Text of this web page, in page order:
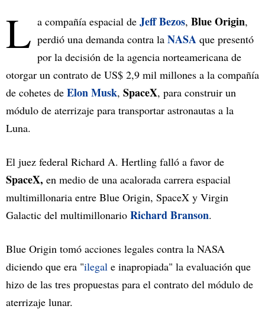
L a compañía espacial de Jeff Bezos, Blue Origin,
perdió una demanda contra la NASA que presentó
por la decisión de la agencia norteamericana de
otorgar un contrato de US$ 2,9 mil millones a la compañía
de cohetes de Elon Musk, SpaceX, para construir un
módulo de aterrizaje para transportar astronautas a la
Luna.
El juez federal Richard A. Hertling falló a favor de
SpaceX, en medio de una acalorada carrera espacial
multimillonaria entre Blue Origin, SpaceX y Virgin
Galactic del multimillonario Richard Branson.
Blue Origin tomó acciones legales contra la NASA
diciendo que era "ilegal e inapropiada" la evaluación que
hizo de las tres propuestas para el contrato del módulo de
aterrizaje lunar.